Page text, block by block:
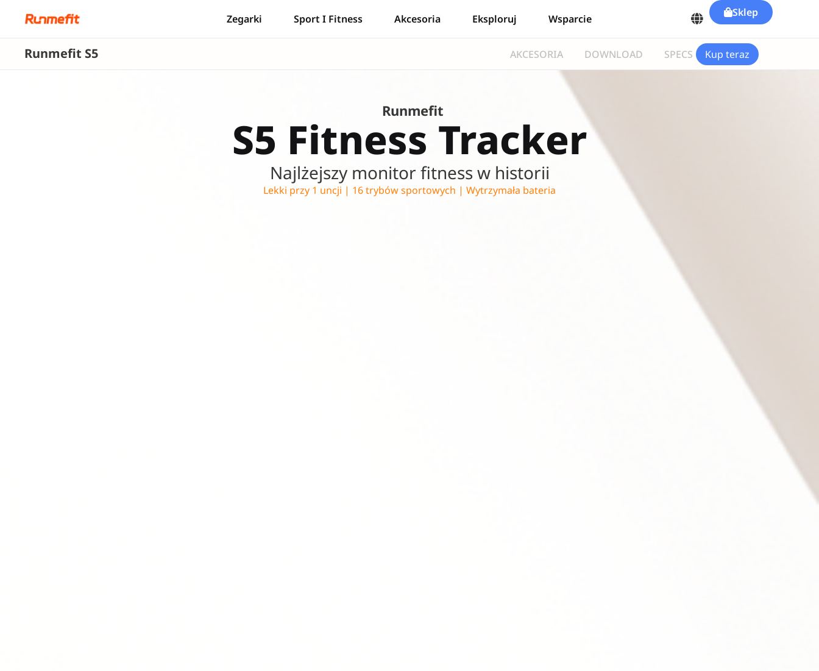
Zegarki Sport I Fitness Akcesoria Eksploruj Wsparcie Sklep
Runmefit S5 AKCESORIA DOWNLOAD SPECS Kup teraz
Runmefit
S5 Fitness Tracker
Najlżejszy monitor fitness w historii
Lekki przy 1 uncji | 16 trybów sportowych | Wytrzymała bateria